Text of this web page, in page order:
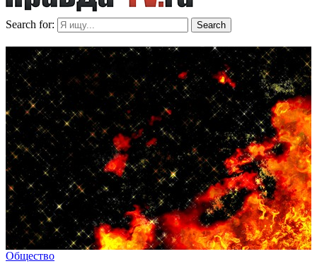
Search for: Search
Общество